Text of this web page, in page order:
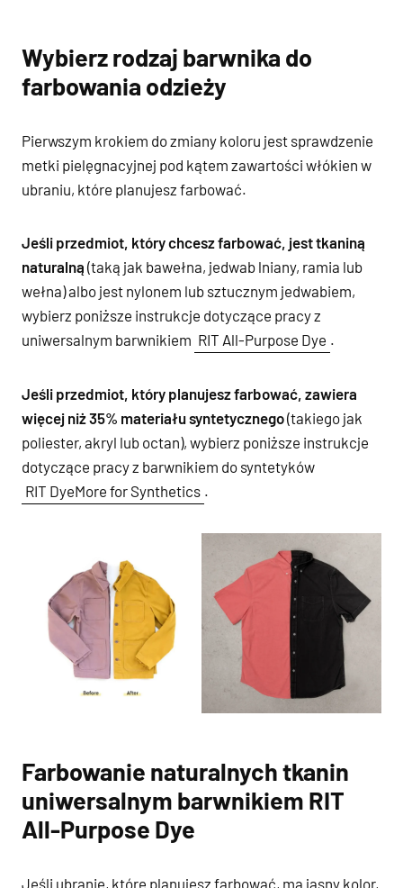
Wybierz rodzaj barwnika do
farbowania odzieży
Pierwszym krokiem do zmiany koloru jest sprawdzenie
metki pielęgnacyjnej pod kątem zawartości włókien w
ubraniu, które planujesz farbować.
Jeśli przedmiot, który chcesz farbować, jest tkaniną
naturalną (taką jak bawełna, jedwab lniany, ramia lub
wełna) albo jest nylonem lub sztucznym jedwabiem,
wybierz poniższe instrukcje dotyczące pracy z
uniwersalnym barwnikiem RIT All-Purpose Dye .
Jeśli przedmiot, który planujesz farbować, zawiera
więcej niż 35% materiału syntetycznego(takiego jak
poliester, akryl lub octan), wybierz poniższe instrukcje
dotyczące pracy z barwnikiem do syntetyków
RIT DyeMore for Synthetics .
Farbowanie naturalnych tkanin
uniwersalnym barwnikiem RIT
All-Purpose Dye
Jeśli ubranie, które planujesz farbować, ma jasny kolor,